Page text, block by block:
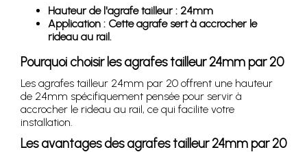
Hauteur de l'agrafe tailleur : 24mm
Application : Cette agrafe sert à accrocher le
rideau au rail.
Pourquoi choisir les agrafes tailleur 24mm par 20
Les agrafes tailleur 24mm par 20 offrent une hauteur
de 24mm spécifiquement pensée pour servir à
accrocher le rideau au rail, ce qui facilite votre
installation.
Les avantages des agrafes tailleur 24mm par 20